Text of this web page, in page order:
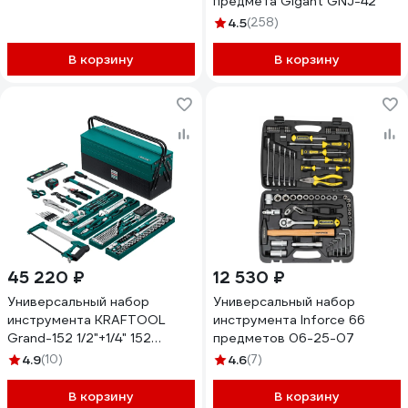
В корзину
4.5(258)
В корзину
45 220 ₽
Универсальный набор
инструмента KRAFTOOL
Grand-152 1/2"+1/4" 152
предм., 27978-H152
4.9(10)
В корзину
12 530 ₽
Универсальный набор
инструмента Inforce 66
предметов 06-25-07
4.6(7)
В корзину